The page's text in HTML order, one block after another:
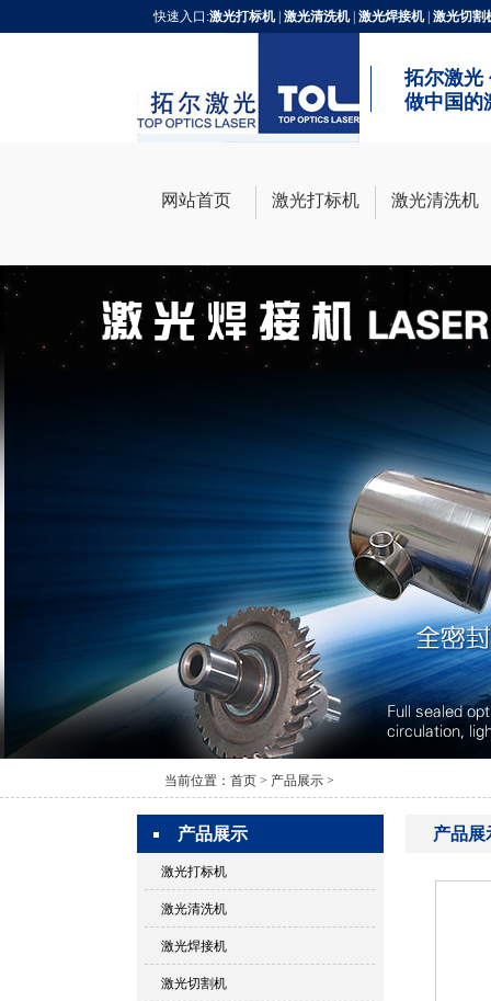
快速入口:激光打标机| 激光清洗机| 激光焊接机| 激光切割
拓尔激光
做中国的
网站首页 激光打标机 激光清洗机
当前位置： 首页 > 产品展示 >
产品展示
激光打标机
激光清洗机
激光焊接机
激光切割机
产品展